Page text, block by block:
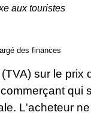
aux touristes
des finances
sur le
qui
L'acheteur